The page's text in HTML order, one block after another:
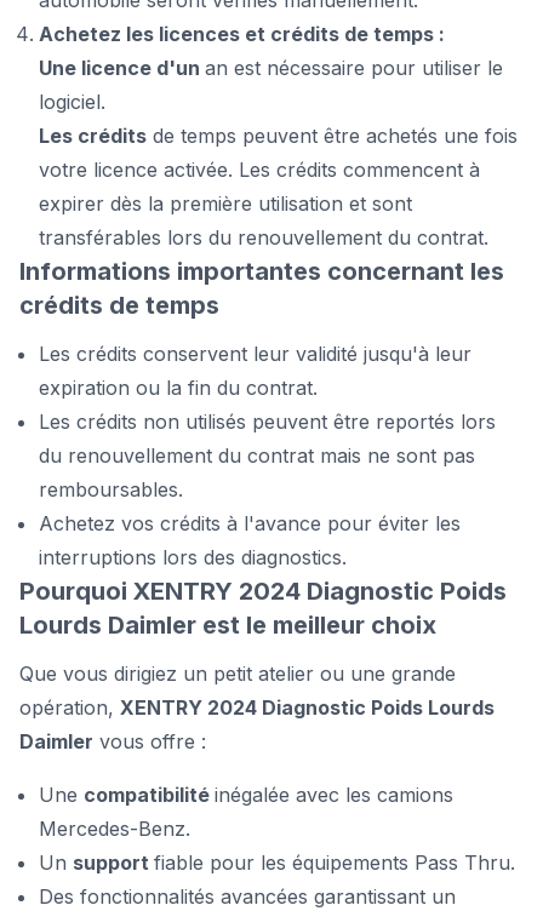
Achetez les licences et crédits de temps :
Une licence d'un an est nécessaire pour utiliser le
logiciel.
Les crédits de temps peuvent être achetés une fois
votre licence activée. Les crédits commencent à
expirer dès la première utilisation et sont
transférables lors du renouvellement du contrat.
Informations importantes concernant les
crédits de temps
Les crédits conservent leur validité jusqu'à leur
expiration ou la fin du contrat.
Les crédits non utilisés peuvent être reportés lors
du renouvellement du contrat mais ne sont pas
remboursables.
Achetez vos crédits à l'avance pour éviter les
interruptions lors des diagnostics.
Pourquoi XENTRY 2024 Diagnostic Poids
Lourds Daimler est le meilleur choix
Que vous dirigiez un petit atelier ou une grande
opération, XENTRY 2024 Diagnostic Poids Lourds
Daimler vous offre :
Une compatibilité inégalée avec les camions
Mercedes-Benz.
Un support fiable pour les équipements Pass Thru.
Des fonctionnalités avancées garantissant un